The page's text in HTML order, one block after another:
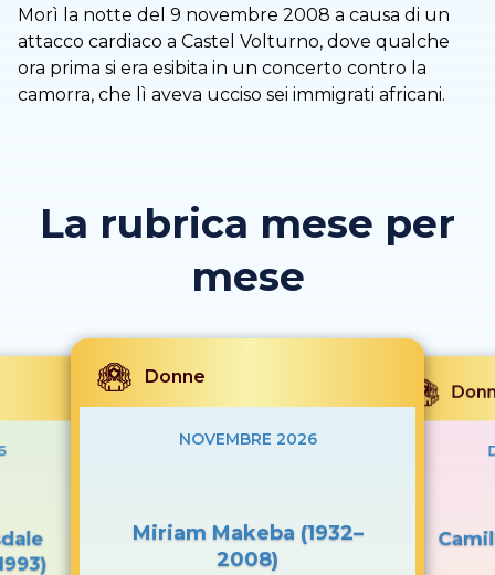
Morì la notte del 9 novembre 2008 a causa di un
attacco cardiaco a Castel Volturno, dove qualche
ora prima si era esibita in un concerto contro la
camorra, che lì aveva ucciso sei immigrati africani.
La rubrica mese per
mese
Donne
NOVEMBRE 2026
Miriam Makeba (1932–
2008)